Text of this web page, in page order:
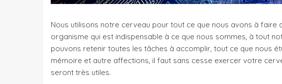
Nous utilisons notre cerveau pour tout ce que nous avons à faire
organisme qui est indispensable à ce que nous sommes, à tout
pouvons retenir toutes les tâches à accomplir, tout ce que nous
mémoire et autre affections, il faut sans cesse exercer votre
seront très utiles.